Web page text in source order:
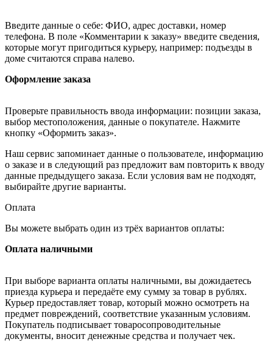
Введите данные о себе: ФИО, адрес доставки, номер
телефона. В поле «Комментарии к заказу» введите сведения,
которые могут пригодиться курьеру, например: подъезды в
доме считаются справа налево.
Оформление заказа
Проверьте правильность ввода информации: позиции заказа,
выбор местоположения, данные о покупателе. Нажмите
кнопку «Оформить заказ».
Наш сервис запоминает данные о пользователе, информацию
о заказе и в следующий раз предложит вам повторить к вводу
данные предыдущего заказа. Если условия вам не подходят,
выбирайте другие варианты.
Оплата
Вы можете выбрать один из трёх вариантов оплаты:
Оплата наличными
При выборе варианта оплаты наличными, вы дожидаетесь
приезда курьера и передаёте ему сумму за товар в рублях.
Курьер предоставляет товар, который можно осмотреть на
предмет повреждений, соответствие указанным условиям.
Покупатель подписывает товаросопроводительные
документы, вносит денежные средства и получает чек.